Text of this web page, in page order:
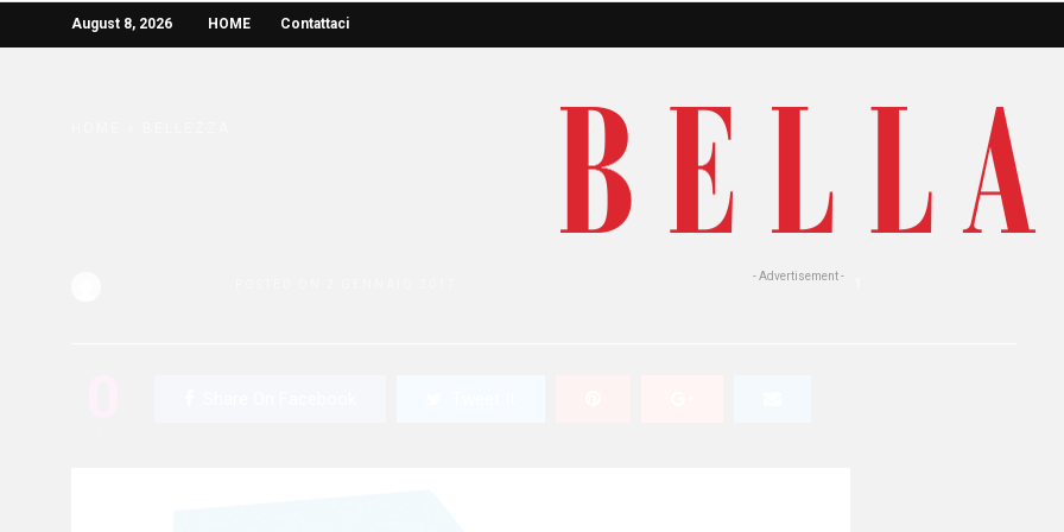
August 8, 2026 HOME Contattaci
- Advertisement -
Erboristeria Magentina: nella Linea Gold
Argan, Argan biologico puro al 100%